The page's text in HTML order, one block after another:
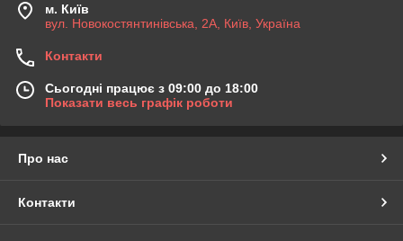
м. Київ
вул. Новокостянтинівська, 2А, Київ, Україна
Контакти
Сьогодні працює з 09:00 до 18:00
Показати весь графік роботи
Про нас
Контакти